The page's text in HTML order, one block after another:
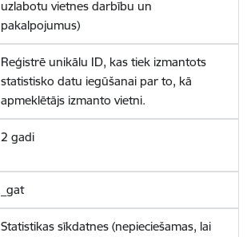
uzlabotu vietnes darbību un
pakalpojumus)
Reģistrē unikālu ID, kas tiek izmantots
statistisko datu iegūšanai par to, kā
apmeklētājs izmanto vietni.
2 gadi
_gat
Statistikas sīkdatnes (nepieciešamas, lai